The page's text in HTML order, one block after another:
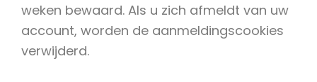
weken bewaard. Als u zich afmeldt van uw
account, worden de aanmeldingscookies
verwijderd.